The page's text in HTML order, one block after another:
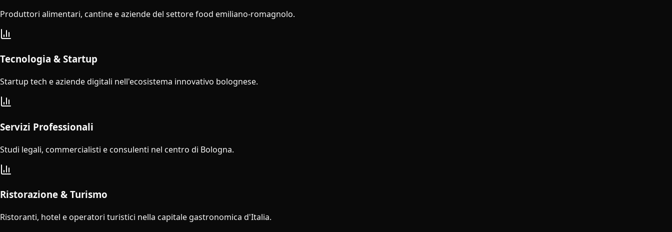
Produttori alimentari, cantine e aziende del settore food emiliano-romagnolo.
Tecnologia & Startup
Startup tech e aziende digitali nell'ecosistema innovativo bolognese.
Servizi Professionali
Studi legali, commercialisti e consulenti nel centro di Bologna.
Ristorazione & Turismo
Ristoranti, hotel e operatori turistici nella capitale gastronomica d'Italia.